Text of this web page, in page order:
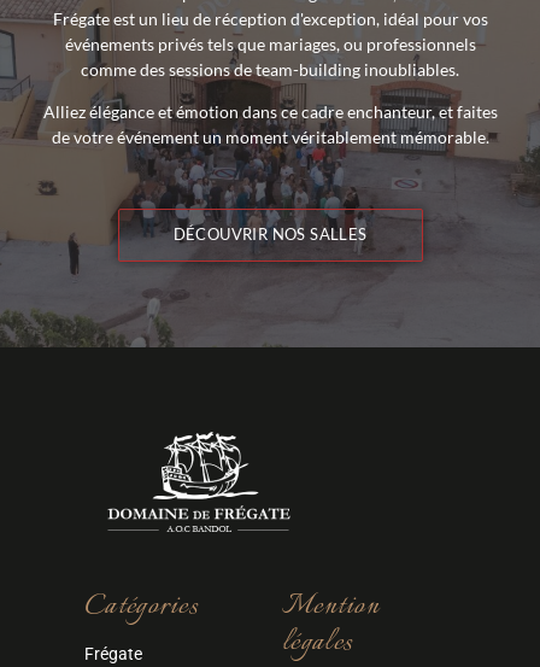
Frégate est un lieu de réception d'exception, idéal pour vos
événements privés tels que mariages, ou professionnels
comme des sessions de team-building inoubliables.
Alliez élégance et émotion dans ce cadre enchanteur, et faites
de votre événement un moment véritablement mémorable.
DÉCOUVRIR NOS SALLES
Catégories
Frégate
Mention
légales